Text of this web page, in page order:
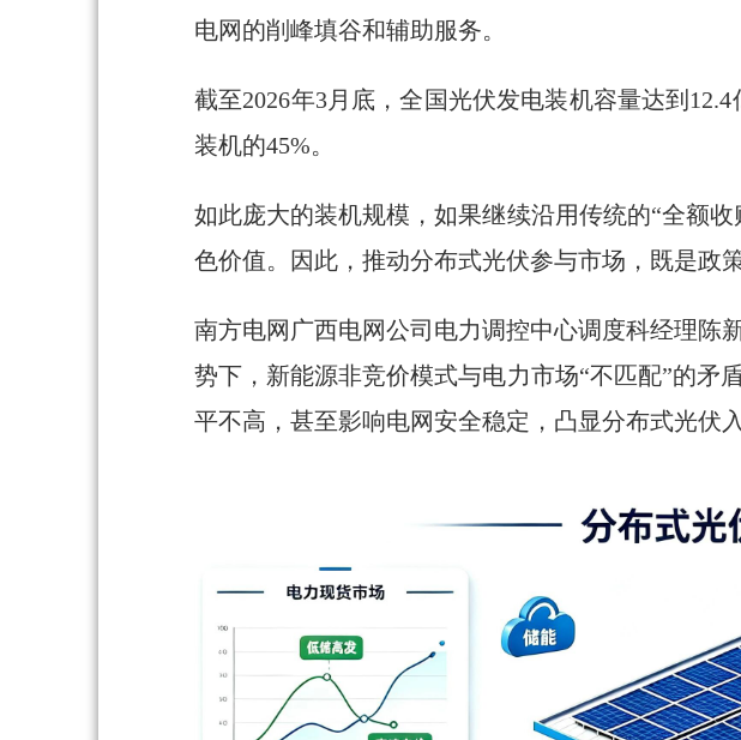
电网的削峰填谷和辅助服务。
截至2026年3月底，全国光伏发电装机容量达到
装机的45%。
如此庞大的装机规模，如果继续沿用传统的“全额
色价值。因此，推动分布式光伏参与市场，既是政
南方电网广西电网公司电力调控中心调度科经理陈
势下，新能源非竞价模式与电力市场“不匹配”的矛
平不高，甚至影响电网安全稳定，凸显分布式光伏